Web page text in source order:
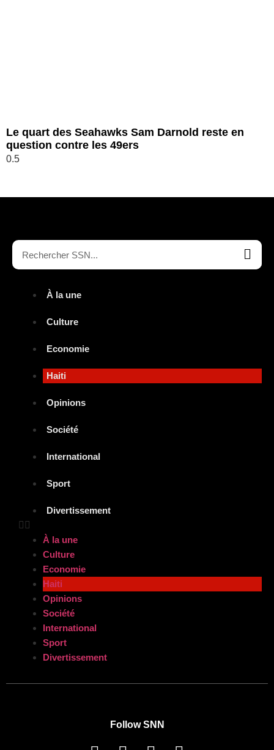
Le quart des Seahawks Sam Darnold reste en
question contre les 49ers
À la une
Culture
Economie
Haiti
Opinions
Société
International
Sport
Divertissement
À la une
Culture
Economie
Haiti
Opinions
Société
International
Sport
Divertissement
Follow SNN